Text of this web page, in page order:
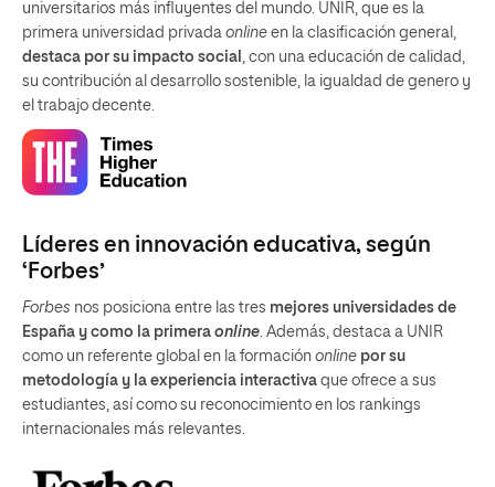
universitarios más influyentes del mundo. UNIR, que es la
primera universidad privada online en la clasificación general,
destaca por su impacto social , con una educación de calidad,
su contribución al desarrollo sostenible, la igualdad de genero y
el trabajo decente.
Líderes en innovación educativa, según
‘Forbes’
Forbes nos posiciona entre las tres mejores universidades de
España y como la primera online . Además, destaca a UNIR
como un referente global en la formación online por su
metodología y la experiencia interactiva que ofrece a sus
estudiantes, así como su reconocimiento en los rankings
internacionales más relevantes.